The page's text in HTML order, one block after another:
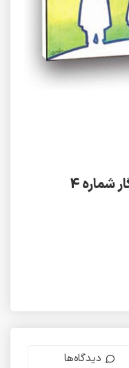
شماره 4
دیدگاه‌ها